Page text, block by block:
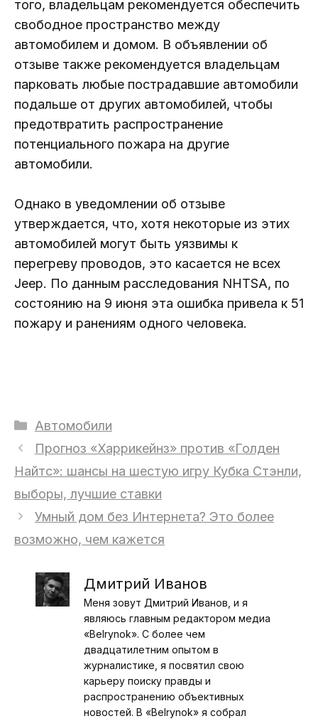
того, владельцам рекомендуется обеспечить
свободное пространство между
автомобилем и домом. В объявлении об
отзыве также рекомендуется владельцам
парковать любые пострадавшие автомобили
подальше от других автомобилей, чтобы
предотвратить распространение
потенциального пожара на другие
автомобили.
Однако в уведомлении об отзыве
утверждается, что, хотя некоторые из этих
автомобилей могут быть уязвимы к
перегреву проводов, это касается не всех
Jeep. По данным расследования NHTSA, по
состоянию на 9 июня эта ошибка привела к 51
пожару и ранениям одного человека.
Рубрики
Автомобили
Прогноз «Харрикейнз» против «Голден
Найтс»: шансы на шестую игру Кубка Стэнли,
выборы, лучшие ставки
Умный дом без Интернета? Это более
возможно, чем кажется
Дмитрий Иванов
Меня зовут Дмитрий Иванов, и я
являюсь главным редактором медиа
«Belrynok». С более чем
двадцатилетним опытом в
журналистике, я посвятил свою
карьеру поиску правды и
распространению объективных
новостей. В «Belrynok» я собрал